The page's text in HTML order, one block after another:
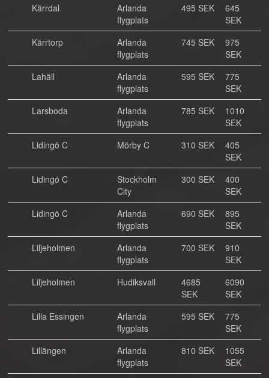
Kärrdal
Arlanda
flygplats
495 SEK
645
SEK
Kärrtorp
Arlanda
flygplats
745 SEK
975
SEK
Lahäll
Arlanda
flygplats
595 SEK
775
SEK
Larsboda
Arlanda
flygplats
785 SEK
1010
SEK
Lidingö C
Mörby C 310 SEK
405
SEK
Lidingö C
Stockholm
City
300 SEK
400
SEK
Lidingö C
Arlanda
flygplats
690 SEK
895
SEK
Liljeholmen
Arlanda
flygplats
700 SEK
910
SEK
Liljeholmen
Hudiksvall
4685
SEK
6090
SEK
Lilla Essingen
Arlanda
flygplats
595 SEK
775
SEK
Lillängen
Arlanda
flygplats
810 SEK
1055
SEK